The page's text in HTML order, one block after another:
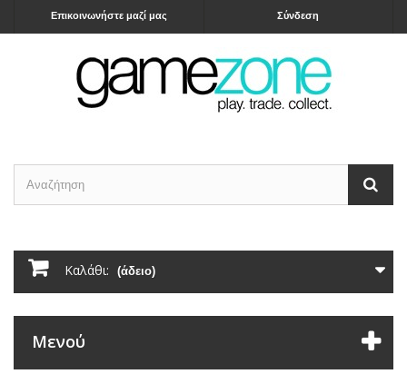
Σύνδεση
Επικοινωνήστε μαζί μας
Καλάθι: (άδειο)
Μενού